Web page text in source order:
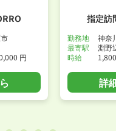
円
指定訪
勤務地
神奈
最寄駅
淵野
時給
詳